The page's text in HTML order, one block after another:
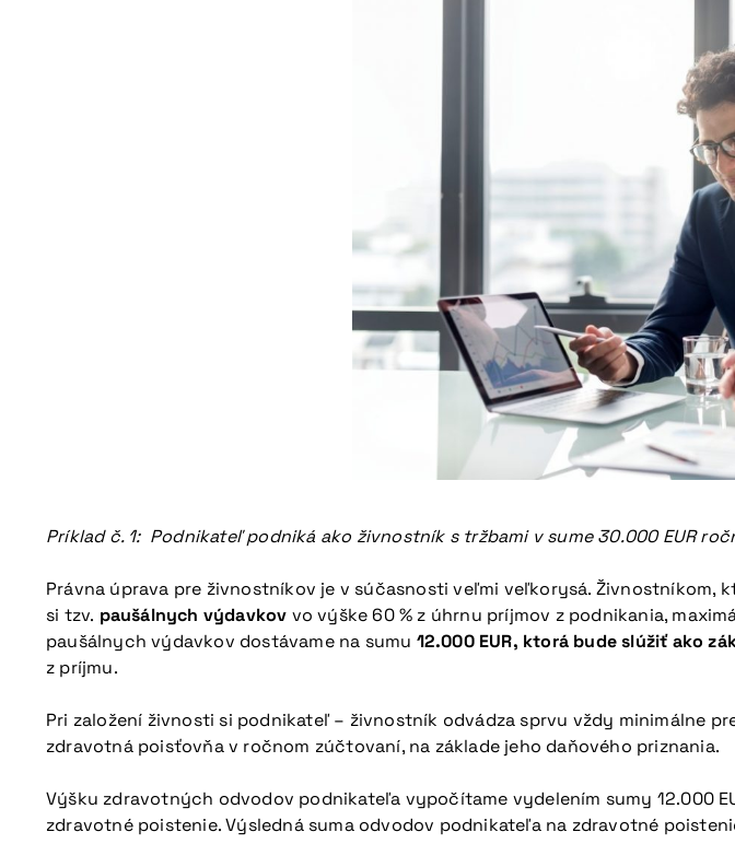
Príklad č. 1: Podnikateľ podniká ako živnostník s tržbami v sume 30.000 EUR
Právna úprava pre živnostníkov je v súčasnosti veľmi veľkorysá. Živnostníkom,
si tzv. paušálnych výdavkov vo výške 60 % z úhrnu príjmov z podnikania,
paušálnych výdavkov dostávame na sumu 12.000 EUR, ktorá bude slúžiť ako
z príjmu.
Pri založení živnosti si podnikateľ – živnostník odvádza sprvu vždy minimálne
zdravotná poisťovňa v ročnom zúčtovaní, na základe jeho daňového priznania.
Výšku zdravotných odvodov podnikateľa vypočítame vydelením sumy 12.000
zdravotné poistenie. Výsledná suma odvodov podnikateľa na zdravotné
Nepremeškajte našu pripravovanú